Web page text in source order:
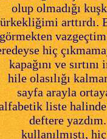
olup olmadığı
ürkekliğimi arttırdı.
hiç
kapağını ve
hile olasılığı
sayfa arayla
liste
deftere
kullanılmıştı,